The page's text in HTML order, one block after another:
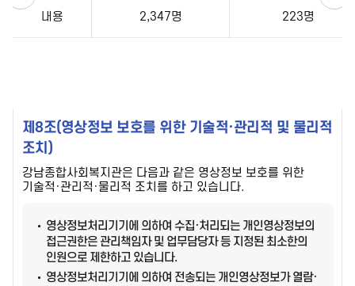
내용 2,347명 223명
제8조(영상정보 보호를 위한 기술적·관리적 및 물리적
조치)
강남종합사회복지관은 다음과 같은 영상정보 보호를 위한
기술적·관리적·물리적 조치를 하고 있습니다.
영상정보처리기기에 의하여 수집·처리되는 개인영상정보의
접근권한은 관리책임자 및 업무담당자 등 지정된 최소한의
인원으로 제한하고 있습니다.
영상정보처리기기에 의하여 전송되는 개인영상정보가 열람·